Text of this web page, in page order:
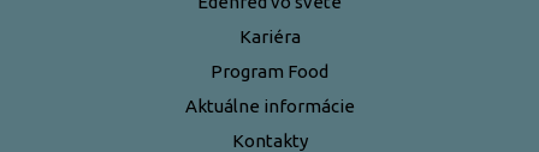
Kariéra
Program Food
Aktuálne informácie
Kontakty